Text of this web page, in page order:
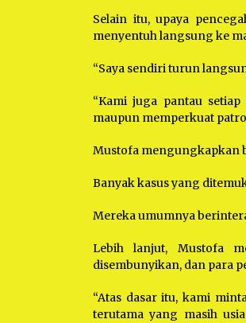
Selain itu, upaya
menyentuh langsung ke
“Saya sendiri turun
“Kami juga pantau
maupun memperkuat
Mustofa mengungkapkan
Banyak kasus yang
Mereka umumnya
Lebih lanjut, Mustofa
disembunyikan, dan para
“Atas dasar itu, kami
terutama yang masih